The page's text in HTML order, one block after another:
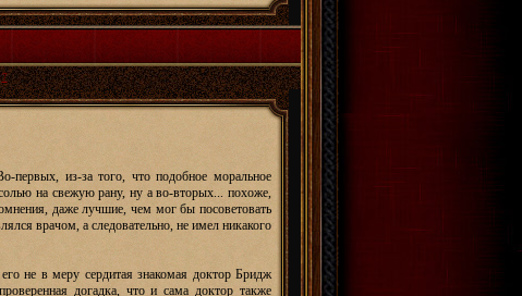
7
первых, из-за того, что подобное моральное
на свежую рану, ну а во-вторых... похоже,
даже лучшие, чем мог бы посоветовать
врачом, а следовательно, не имел никакого
не в меру сердитая знакомая доктор Бридж
догадка, что и сама доктор также